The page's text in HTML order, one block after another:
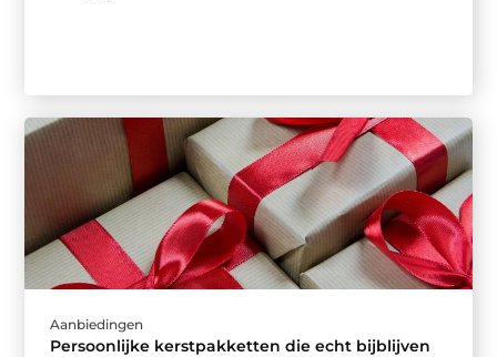
Aanbiedingen
Persoonlijke kerstpakketten die echt bijblijven